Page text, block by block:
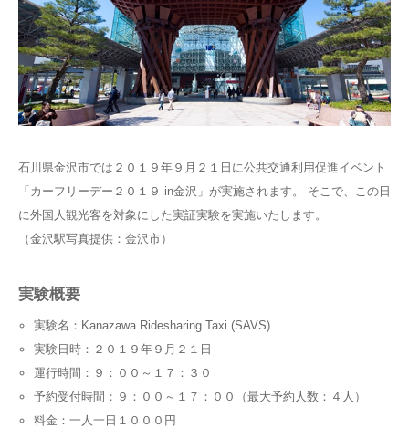
石川県金沢市では２０１９年９月２１日に公共交通利用促進イベント
「カーフリーデー２０１９ in金沢」が実施されます。 そこで、この日
に外国人観光客を対象にした実証実験を実施いたします。
（金沢駅写真提供：金沢市）
実験概要
実験名：Kanazawa Ridesharing Taxi (SAVS)
実験日時：２０１９年９月２１日
運行時間：９：００～１７：３０
予約受付時間：９：００～１７：００（最大予約人数：４人）
料金：一人一日１０００円